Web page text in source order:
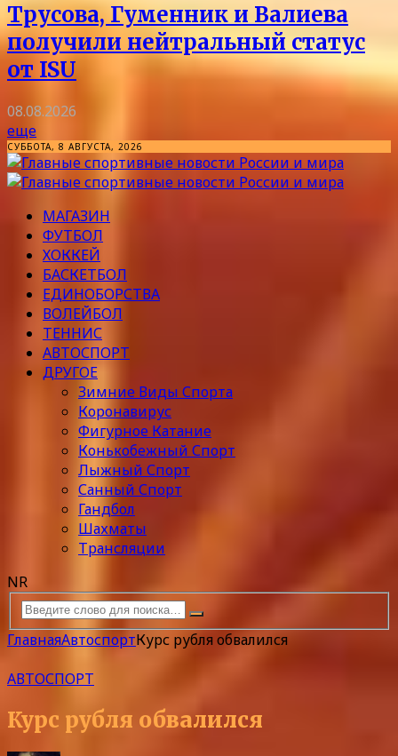
Трусова, Гуменник и Валиева
получили нейтральный статус
от ISU
08.08.2026
еще
СУББОТА, 8 АВГУСТА, 2026
МАГАЗИН
ФУТБОЛ
ХОККЕЙ
БАСКЕТБОЛ
ЕДИНОБОРСТВА
ВОЛЕЙБОЛ
ТЕННИС
АВТОСПОРТ
ДРУГОЕ
Зимние Виды Спорта
Коронавирус
Фигурное Катание
Конькобежный Спорт
Лыжный Спорт
Санный Спорт
Гандбол
Шахматы
Трансляции
NR
ГлавнаяАвтоспортКурс рубля обвалился
АВТОСПОРТ
Курс рубля обвалился